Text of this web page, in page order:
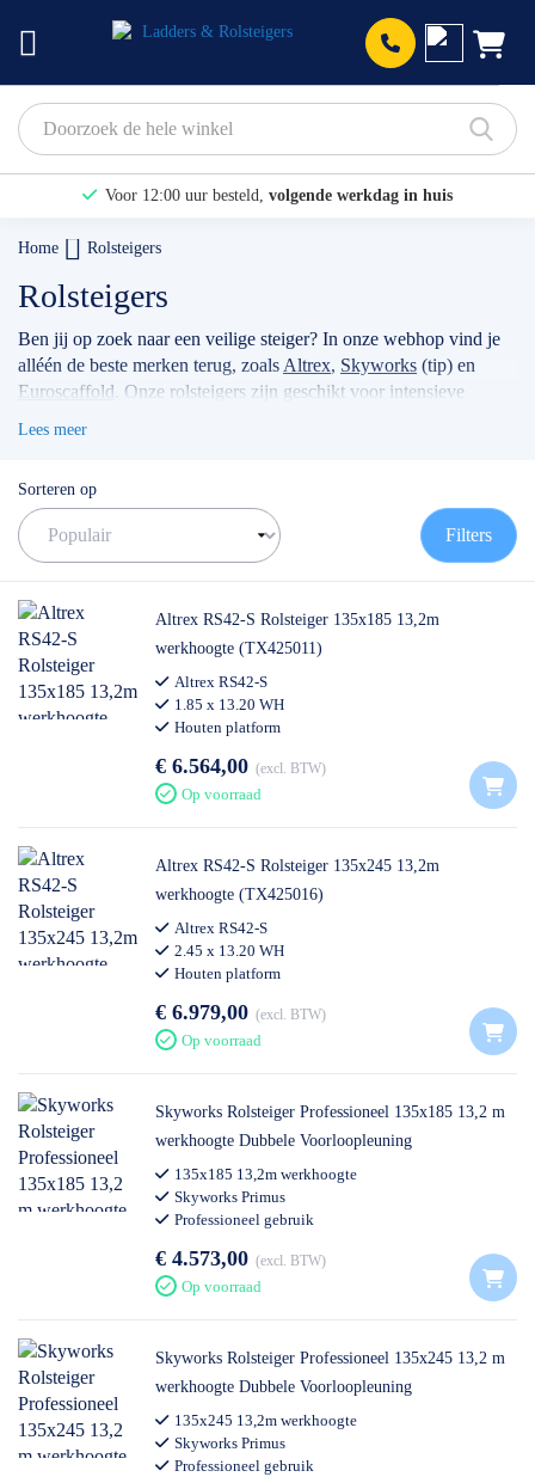
Voor 12:00 uur besteld, volgende werkdag in huis
Home Rolsteigers
Rolsteigers
Ben jij op zoek naar een veilige steiger? In onze webhop vind je
alléén de beste merken terug, zoals Altrex, Skyworks (tip) en
Euroscaffold . Onze rolsteigers zijn geschikt voor intensieve
volgens de actuele norm te werken met de
voorloopleuning
TIP: maak gebruik van onze filters om snel
de juiste rolsteiger te vinden!
✅Vrijblijvende offerteop maat
✅ Contact:
0511- 40 25 64, ofmail
Lees meer
Sorteren op
Filters
Altrex RS42-S Rolsteiger 135x185 13,2m
werkhoogte (TX425011)
Altrex RS42-S
1.85 x 13.20 WH
Houten platform
€ 6.564,00 excl. BTW
Op voorraad
Altrex RS42-S Rolsteiger 135x245 13,2m
werkhoogte (TX425016)
Altrex RS42-S
2.45 x 13.20 WH
Houten platform
€ 6.979,00 excl. BTW
Op voorraad
Skyworks Rolsteiger Professioneel 135x185 13,2 m
werkhoogte Dubbele Voorloopleuning
135x185 13,2m werkhoogte
Skyworks Primus
Professioneel gebruik
€ 4.573,00 excl. BTW
Op voorraad
Skyworks Rolsteiger Professioneel 135x245 13,2 m
werkhoogte Dubbele Voorloopleuning
135x245 13,2m werkhoogte
Skyworks Primus
Professioneel gebruik